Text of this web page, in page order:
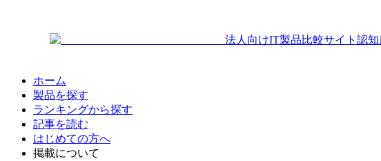
法人向けIT製品比較サイト 認知
ホーム
製品を探す
ランキングから探す
記事を読む
はじめての方へ
掲載について